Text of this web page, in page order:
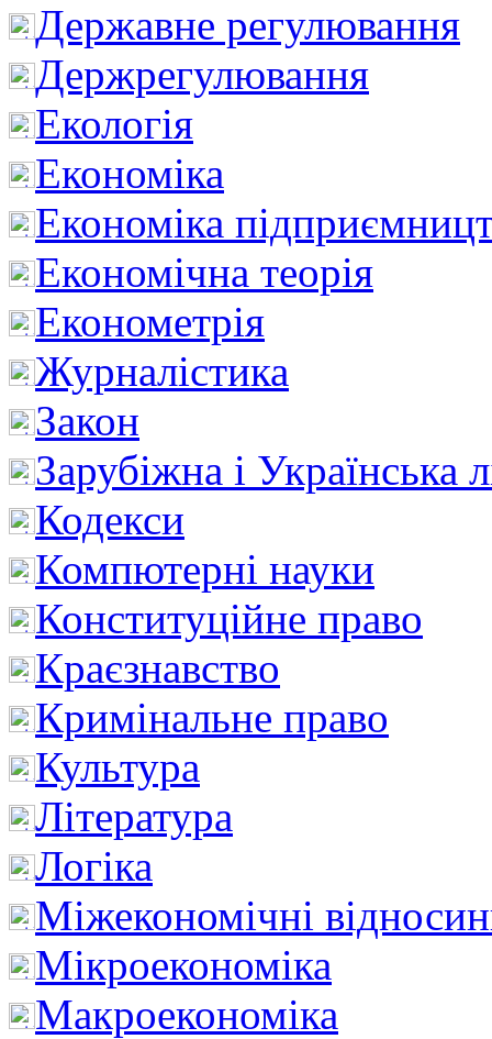
Державне регулювання
Держрегулювання
Екологія
Економіка
Економіка
Економічна теорія
Економетрія
Журналістика
Закон
Зарубіжна і Українська
Кодекси
Компютерні науки
Конституційне право
Краєзнавство
Кримінальне право
Культура
Література
Логіка
Міжекономічні
Мікроекономіка
Макроекономіка